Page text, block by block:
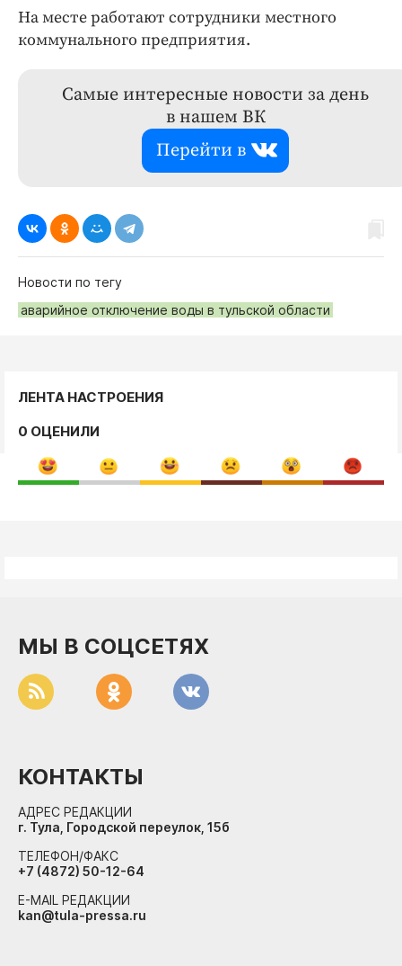
На месте работают сотрудники местного
коммунального предприятия.
Самые интересные новости за день
в нашем ВК
Перейти в
Новости по тегу
аварийное отключение воды в тульской области
ЛЕНТА НАСТРОЕНИЯ
0 ОЦЕНИЛИ
МЫ В СОЦСЕТЯХ
КОНТАКТЫ
АДРЕС РЕДАКЦИИ
г. Тула, Городской переулок, 15б
ТЕЛЕФОН/ФАКС
+7 (4872) 50-12-64
E-MAIL РЕДАКЦИИ
kan@tula-pressa.ru